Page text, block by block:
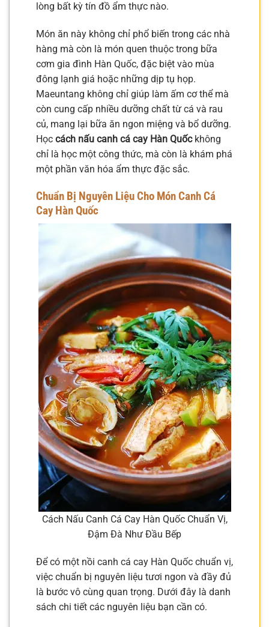
lòng bất kỳ tín đồ ẩm thực nào.
Món ăn này không chỉ phổ biến trong các nhà
hàng mà còn là món quen thuộc trong bữa
cơm gia đình Hàn Quốc, đặc biệt vào mùa
đông lạnh giá hoặc những dịp tụ họp.
Maeuntang không chỉ giúp làm ấm cơ thể mà
còn cung cấp nhiều dưỡng chất từ cá và rau
củ, mang lại bữa ăn ngon miệng và bổ dưỡng.
Học cách nấu canh cá cay Hàn Quốckhông
chỉ là học một công thức, mà còn là khám phá
một phần văn hóa ẩm thực đặc sắc.
Chuẩn Bị Nguyên Liệu Cho Món Canh Cá
Cay Hàn Quốc
Cách Nấu Canh Cá Cay Hàn Quốc Chuẩn Vị,
Đậm Đà Như Đầu Bếp
Để có một nồi canh cá cay Hàn Quốc chuẩn vị,
việc chuẩn bị nguyên liệu tươi ngon và đầy đủ
là bước vô cùng quan trọng. Dưới đây là danh
sách chi tiết các nguyên liệu bạn cần có.